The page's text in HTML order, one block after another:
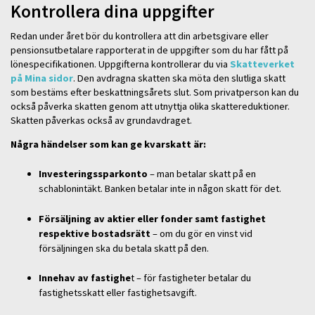
Kontrollera dina uppgifter
Redan under året bör du kontrollera att din arbetsgivare eller
pensionsutbetalare rapporterat in de uppgifter som du har fått på
lönespecifikationen. Uppgifterna kontrollerar du via Skatteverket
på Mina sidor. Den avdragna skatten ska möta den slutliga skatt
som bestäms efter beskattningsårets slut. Som privatperson kan du
också påverka skatten genom att utnyttja olika skattereduktioner.
Skatten påverkas också av grundavdraget.
Några händelser som kan ge kvarskatt är:
Investeringssparkonto – man betalar skatt på en
schablonintäkt. Banken betalar inte in någon skatt för det.
Försäljning av aktier eller fonder samt fastighet
respektive bostadsrätt – om du gör en vinst vid
försäljningen ska du betala skatt på den.
Innehav av fastighet – för fastigheter betalar du
fastighetsskatt eller fastighetsavgift.